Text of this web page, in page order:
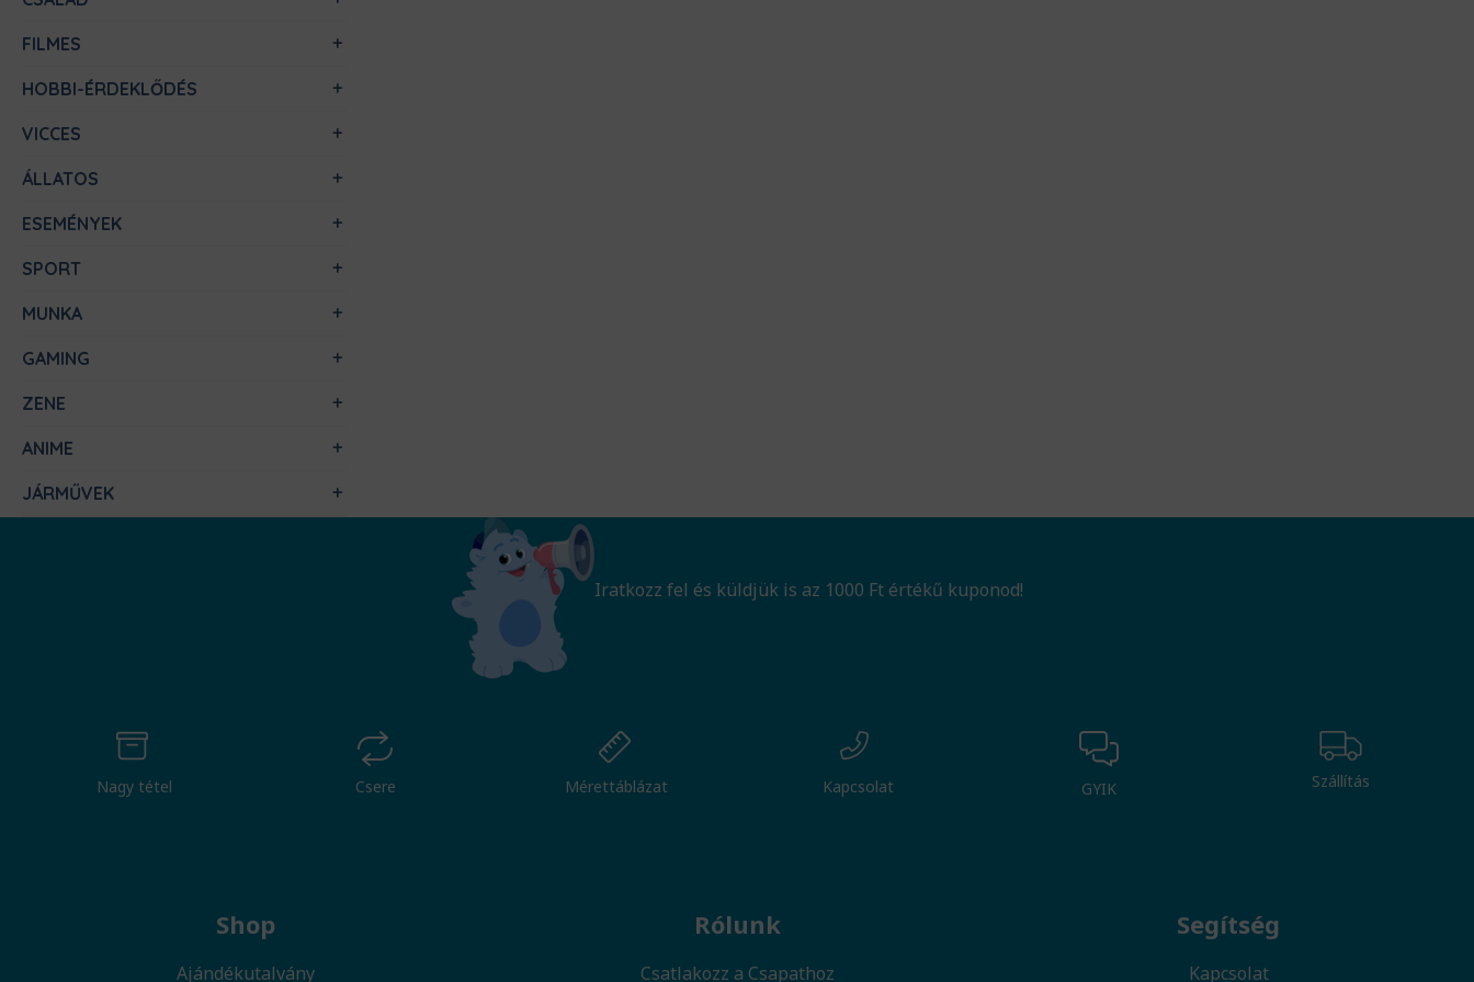
FILMES
HOBBI-ÉRDEKLŐDÉS
VICCES
ÁLLATOS
ESEMÉNYEK
SPORT
MUNKA
GAMING
ZENE
ANIME
JÁRMŰVEK
Iratkozz fel és küldjük is az 1000 Ft értékű kuponod!
Nagy tétel Csere Mérettáblázat Kapcsolat GYIK Szállítás
Shop
Ajándékutalvány
Rólunk
Csatlakozz a Csapathoz
Segítség
Kapcsolat